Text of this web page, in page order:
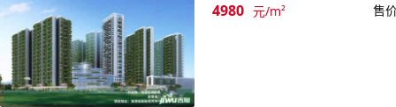
4980 元/m² 售